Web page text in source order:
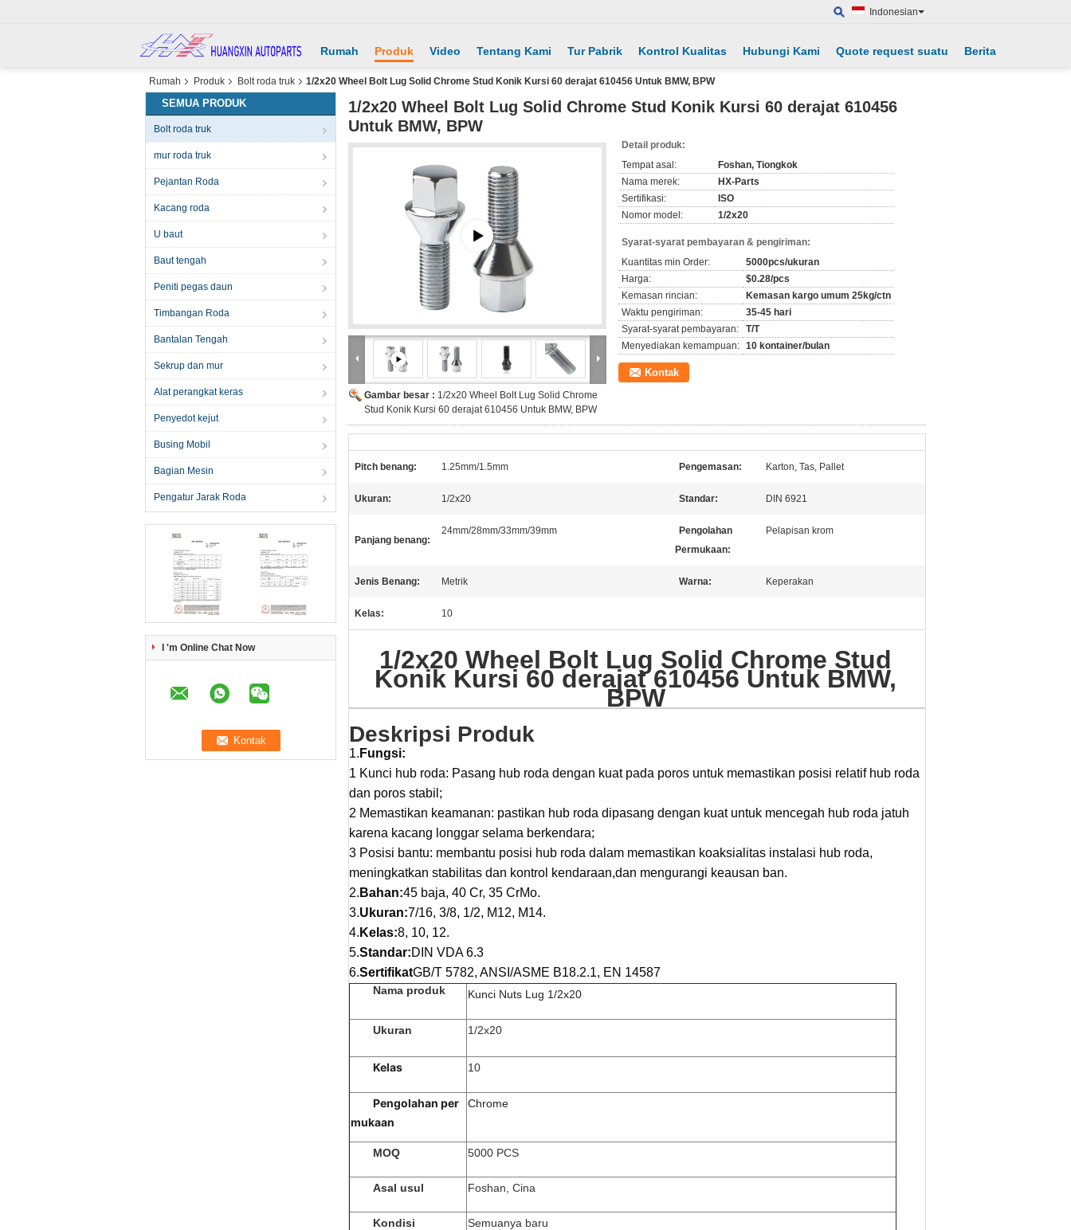
Indonesian
Rumah Produk Video Tentang Kami Tur Pabrik Kontrol Kualitas Hubungi Kami Quote request suatu Berita
Rumah Produk Bolt roda truk 1/2x20 Wheel Bolt Lug Solid Chrome Stud Konik Kursi 60 derajat 610456 Untuk BMW, BPW
SEMUA PRODUK
Bolt roda truk
mur roda truk
Pejantan Roda
Kacang roda
U baut
Baut tengah
Peniti pegas daun
Timbangan Roda
Bantalan Tengah
Sekrup dan mur
Alat perangkat keras
Penyedot kejut
Busing Mobil
Bagian Mesin
Pengatur Jarak Roda
I 'm Online Chat Now
1/2x20 Wheel Bolt Lug Solid Chrome Stud Konik Kursi 60 derajat 610456
Untuk BMW, BPW
Gambar besar : 1/2x20 Wheel Bolt Lug Solid Chrome
Stud Konik Kursi 60 derajat 610456 Untuk BMW, BPW
Detail produk:
Tempat asal:
Foshan, Tiongkok
Nama merek:
HX-Parts
Sertifikasi:
ISO
Nomor model:
1/2x20
Syarat-syarat pembayaran & pengiriman:
Kuantitas min Order:
5000pcs/ukuran
Harga:
$0.28/pcs
Kemasan rincian:
Kemasan kargo umum 25kg/ctn
Waktu pengiriman:
35-45 hari
Syarat-syarat pembayaran:
T/T
Menyediakan kemampuan: 10 kontainer/bulan
Kontak
Pitch benang: 1.25mm/1.5mm Pengemasan: Karton, Tas, Pallet
Ukuran: 1/2x20 Standar: DIN 6921
Panjang benang:
24mm/28mm/33mm/39mm
Pengolahan
Permukaan:
Pelapisan krom
Jenis Benang: Metrik Warna: Keperakan
Kelas: 10
1/2x20 Wheel Bolt Lug Solid Chrome Stud
Konik Kursi 60 derajat 610456 Untuk BMW,
BPW
Deskripsi Produk
1. Fungsi:
1 Kunci hub roda: Pasang hub roda dengan kuat pada poros untuk memastikan posisi relatif hub roda
dan poros stabil;
2 Memastikan keamanan: pastikan hub roda dipasang dengan kuat untuk mencegah hub roda jatuh
karena kacang longgar selama berkendara;
3 Posisi bantu: membantu posisi hub roda dalam memastikan koaksialitas instalasi hub roda,
meningkatkan stabilitas dan kontrol kendaraan,dan mengurangi keausan ban.
2. Bahan:45 baja, 40 Cr, 35 CrMo.
3.Ukuran:7/16, 3/8, 1/2, M12, M14.
4. Kelas:8, 10, 12.
5.Standar:DIN VDA 6.3
6.SertifikatGB/T 5782, ANSI/ASME B18.2.1, EN 14587
Nama produk Kunci Nuts Lug 1/2x20
Ukuran 1/2x20
Kelas 10
Pengolahan per
mukaan
Chrome
MOQ 5000 PCS
Asal usul Foshan, Cina
Kondisi Semuanya baru